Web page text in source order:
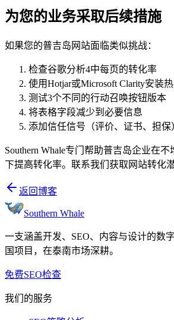
为您的业务采取后续措施
如果您的普吉岛网站面临类似挑战：
检查谷歌分析4中每页的转化率
使用Hotjar或Microsoft Clarity安装
测试3个不同的行动召唤按钮版本
将表格字段减少到必要信息
添加信任信号（评价、证书、担保
Southern Whale专门帮助普吉岛企业在
下提高转化率。联系我们获取网站转化
返回博客
Southern Whale
一支涵盖开发、SEO、内容与设计的数
国项目，在泰南市场深耕。
免费SEO检查
我们的服务